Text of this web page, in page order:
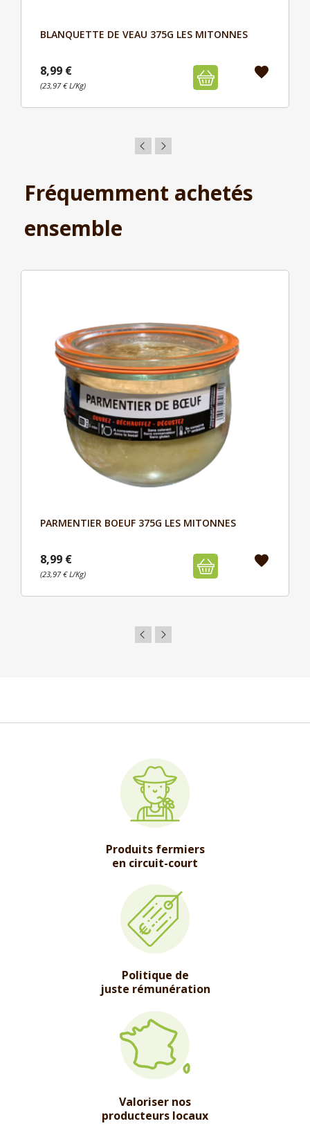
Aperçu
BLANQUETTE DE VEAU 375G LES MITONNES
8,99 €
(23,97 € L/Kg)
favorite
Fréquemment achetés
ensemble
Aperçu
PARMENTIER BOEUF 375G LES MITONNES
8,99 €
(23,97 € L/Kg)
favorite
Produits fermiers
en circuit-court
Politique de
juste rémunération
Valoriser nos
producteurs locaux